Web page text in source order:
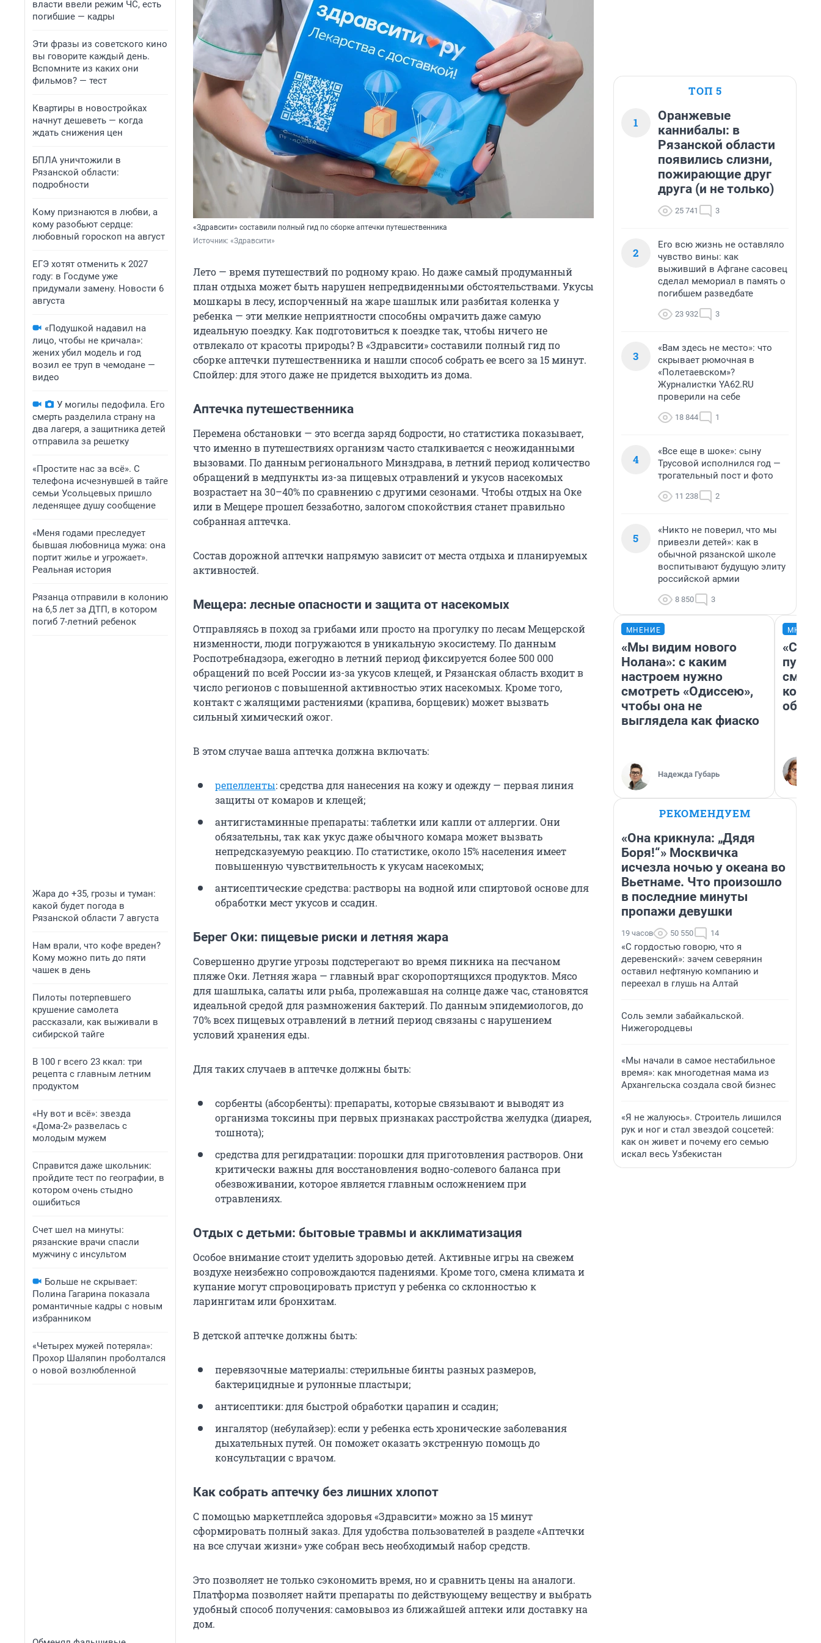
власти ввели режим ЧС, есть
погибшие — кадры
Эти фразы из советского кино
вы говорите каждый день.
Вспомните из каких они
фильмов? — тест
Квартиры в новостройках
начнут дешеветь — когда
ждать снижения цен
БПЛА уничтожили в
Рязанской области:
подробности
Кому признаются в любви, а
кому разобьют сердце:
любовный гороскоп на август
ЕГЭ хотят отменить к 2027
году: в Госдуме уже
придумали замену. Новости 6
августа
«Подушкой надавил на
лицо, чтобы не кричала»:
жених убил модель и год
возил ее труп в чемодане —
видео
У могилы педофила. Его
смерть разделила страну на
два лагеря, а защитника детей
отправила за решетку
«Простите нас за всё». С
телефона исчезнувшей в тайге
семьи Усольцевых пришло
леденящее душу сообщение
«Меня годами преследует
бывшая любовница мужа: она
портит жилье и угрожает».
Реальная история
Рязанца отправили в колонию
на 6,5 лет за ДТП, в котором
погиб 7-летний ребенок
Жара до +35, грозы и туман:
какой будет погода в
Рязанской области 7 августа
Нам врали, что кофе вреден?
Кому можно пить до пяти
чашек в день
Пилоты потерпевшего
крушение самолета
рассказали, как выживали в
сибирской тайге
В 100 г всего 23 ккал: три
рецепта с главным летним
продуктом
«Ну вот и всё»: звезда
«Дома-2» развелась с
молодым мужем
Справится даже школьник:
пройдите тест по географии, в
котором очень стыдно
ошибиться
Счет шел на минуты:
рязанские врачи спасли
мужчину с инсультом
Больше не скрывает:
Полина Гагарина показала
романтичные кадры с новым
избранником
«Четырех мужей потеряла»:
Прохор Шаляпин проболтался
о новой возлюбленной
«Здравсити» составили полный гид по сборке аптечки путешественника
Источник: «Здравсити»
Лето — время путешествий по родному краю. Но даже самый продуманный
план отдыха может быть нарушен непредвиденными обстоятельствами. Укусы
мошкары в лесу, испорченный на жаре шашлык или разбитая коленка у
ребенка — эти мелкие неприятности способны омрачить даже самую
идеальную поездку. Как подготовиться к поездке так, чтобы ничего не
отвлекало от красоты природы? В «Здравсити» составили полный гид по
сборке аптечки путешественника и нашли способ собрать ее всего за 15 минут.
Спойлер: для этого даже не придется выходить из дома.
Аптечка путешественника
Перемена обстановки — это всегда заряд бодрости, но статистика показывает,
что именно в путешествиях организм часто сталкивается с неожиданными
вызовами. По данным регионального Минздрава, в летний период количество
обращений в медпункты из-за пищевых отравлений и укусов насекомых
возрастает на 30–40% по сравнению с другими сезонами. Чтобы отдых на Оке
или в Мещере прошел беззаботно, залогом спокойствия станет правильно
собранная аптечка.
Состав дорожной аптечки напрямую зависит от места отдыха и планируемых
активностей.
Мещера: лесные опасности и защита от насекомых
Отправляясь в поход за грибами или просто на прогулку по лесам Мещерской
низменности, люди погружаются в уникальную экосистему. По данным
Роспотребнадзора, ежегодно в летний период фиксируется более 500 000
обращений по всей России из-за укусов клещей, и Рязанская область входит в
число регионов с повышенной активностью этих насекомых. Кроме того,
контакт с жалящими растениями (крапива, борщевик) может вызвать
сильный химический ожог.
В этом случае ваша аптечка должна включать:
репелленты: средства для нанесения на кожу и одежду — первая линия
защиты от комаров и клещей;
антигистаминные препараты: таблетки или капли от аллергии. Они
обязательны, так как укус даже обычного комара может вызвать
непредсказуемую реакцию. По статистике, около 15% населения имеет
повышенную чувствительность к укусам насекомых;
антисептические средства: растворы на водной или спиртовой основе для
обработки мест укусов и ссадин.
Берег Оки: пищевые риски и летняя жара
Совершенно другие угрозы подстерегают во время пикника на песчаном
пляже Оки. Летняя жара — главный враг скоропортящихся продуктов. Мясо
для шашлыка, салаты или рыба, пролежавшая на солнце даже час, становятся
идеальной средой для размножения бактерий. По данным эпидемиологов, до
70% всех пищевых отравлений в летний период связаны с нарушением
условий хранения еды.
Для таких случаев в аптечке должны быть:
сорбенты (абсорбенты): препараты, которые связывают и выводят из
организма токсины при первых признаках расстройства желудка (диарея,
тошнота);
средства для регидратации: порошки для приготовления растворов. Они
критически важны для восстановления водно-солевого баланса при
обезвоживании, которое является главным осложнением при
отравлениях.
Отдых с детьми: бытовые травмы и акклиматизация
Особое внимание стоит уделить здоровью детей. Активные игры на свежем
воздухе неизбежно сопровождаются падениями. Кроме того, смена климата и
купание могут спровоцировать приступ у ребенка со склонностью к
ларингитам или бронхитам.
В детской аптечке должны быть:
перевязочные материалы: стерильные бинты разных размеров,
бактерицидные и рулонные пластыри;
антисептики: для быстрой обработки царапин и ссадин;
ингалятор (небулайзер): если у ребенка есть хронические заболевания
дыхательных путей. Он поможет оказать экстренную помощь до
консультации с врачом.
Как собрать аптечку без лишних хлопот
С помощью маркетплейса здоровья «Здравсити» можно за 15 минут
сформировать полный заказ. Для удобства пользователей в разделе «Аптечки
на все случаи жизни» уже собран весь необходимый набор средств.
Это позволяет не только сэкономить время, но и сравнить цены на аналоги.
Платформа позволяет найти препараты по действующему веществу и выбрать
удобный способ получения: самовывоз из ближайшей аптеки или доставку на
дом.
ТОП 5
1
Оранжевые
каннибалы: в
Рязанской области
появились слизни,
пожирающие друг
друга (и не только)
25 741 3
2
Его всю жизнь не оставляло
чувство вины: как
выживший в Афгане сасовец
сделал мемориал в память о
погибшем разведбате
23 932 3
3
«Вам здесь не место»: что
скрывает рюмочная в
«Полетаевском»?
Журналистки YA62.RU
проверили на себе
18 844 1
4
«Все еще в шоке»: сыну
Трусовой исполнился год —
трогательный пост и фото
11 238 2
5
«Никто не поверил, что мы
привезли детей»: как в
обычной рязанской школе
воспитывают будущую элиту
российской армии
8 850 3
МНЕНИЕ
«Мы видим нового
Нолана»: с каким
настроем нужно
смотреть «Одиссею»,
чтобы она не
выглядела как фиаско
Надежда Губарь
РЕКОМЕНДУЕМ
«Она крикнула: „Дядя
Боря!“» Москвичка
исчезла ночью у океана во
Вьетнаме. Что произошло
в последние минуты
пропажи девушки
19 часов 50 550 14
«С гордостью говорю, что я
деревенский»: зачем северянин
оставил нефтяную компанию и
переехал в глушь на Алтай
Соль земли забайкальской.
Нижегородцевы
«Мы начали в самое нестабильное
время»: как многодетная мама из
Архангельска создала свой бизнес
«Я не жалуюсь». Строитель лишился
рук и ног и стал звездой соцсетей:
как он живет и почему его семью
искал весь Узбекистан